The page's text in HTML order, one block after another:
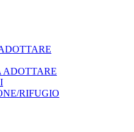
ADOTTARE
RIFUGIO